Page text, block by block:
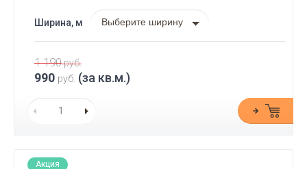
Ширина, м Выберите ширину
1 190руб.
990 руб. (за кв.м.)
Акция